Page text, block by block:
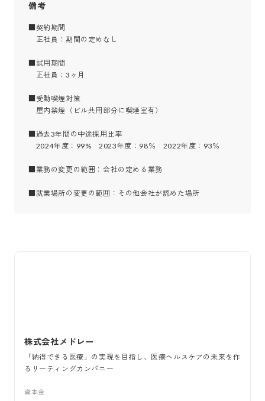
備考
■契約期間
正社員：期間の定めなし
■試用期間
正社員：3ヶ月
■受動喫煙対策
屋内禁煙（ビル共用部分に喫煙室有）
■過去3年間の中途採用比率
2024年度：99%　2023年度：98％　2022年度：93％
■業務の変更の範囲：会社の定める業務
■就業場所の変更の範囲：その他会社が認めた場所
株式会社メドレー
「納得できる医療」の実現を目指し、医療ヘルスケアの未来を作
るリーティングカンパニー
資本金